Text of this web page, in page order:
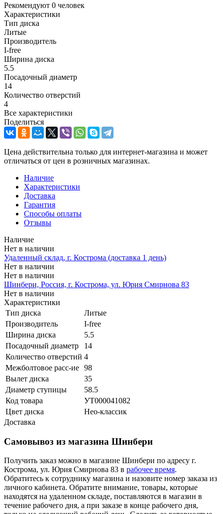
Рекомендуют 0 человек
Характеристики
Тип диска
Литые
Производитель
I-free
Ширина диска
5.5
Посадочный диаметр
14
Количество отверстий
4
Все характеристики
Поделиться
Цена действительна только для интернет-магазина и может
отличаться от цен в розничных магазинах.
Наличие
Характеристики
Доставка
Гарантия
Способы оплаты
Отзывы
Наличие
Нет в наличии
Удаленный склад, г. Кострома (доставка 1 день)
Нет в наличии
Нет в наличии
Шинбери, Россия, г. Кострома, ул. Юрия Смирнова 83
Нет в наличии
Характеристики
Тип диска
Литые
Производитель
I-free
Ширина диска
5.5
Посадочный диаметр
14
Количество отверстий 4
Межболтовое расс-ие 98
Вылет диска
35
Диаметр ступицы
58.5
Код товара
УТ000041082
Цвет диска
Нео-классик
Доставка
Самовывоз из магазина Шинбери
Получить заказ можно в магазине Шинбери по адресу г.
Кострома, ул. Юрия Смирнова 83 в рабочее время.
Обратитесь к сотруднику магазина и назовите номер заказа из
личного кабинета. Обратите внимание, товары, которые
находятся на удаленном складе, поставляются в магазин в
течение рабочего дня, а при заказе в конце рабочего дня,